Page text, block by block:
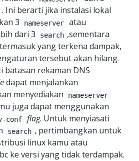
. Ini berarti jika instalasi lokal
3
nameserver
atau
dari 3
search ,sementara
yang terkena dampak,
tersebut akan hilang.
batasan rekaman DNS
dapat menjalankan
menyediakan nameserver
juga dapat menggunakan
conf flag. Untuk menyiasati
search , pertimbangkan untuk
linux kamu atau
ke versi yang tidak terdampak.